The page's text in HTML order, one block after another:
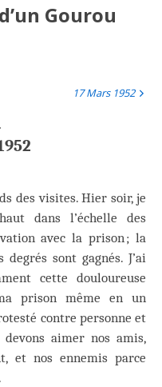
Gourou
17 Mars 1952
des visites. Hier soir, je
dans l’échelle des
avec la prison ; la
sont gagnés. J’ai
cette douloureuse
prison même en un
contre personne et
aimer nos amis,
et nos ennemis parce